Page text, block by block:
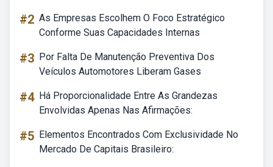
#2 As Empresas Escolhem O Foco Estratégico
Conforme Suas Capacidades Internas
#3 Por Falta De Manutenção Preventiva Dos
Veículos Automotores Liberam Gases
#4 Há Proporcionalidade Entre As Grandezas
Envolvidas Apenas Nas Afirmações:
#5 Elementos Encontrados Com Exclusividade No
Mercado De Capitais Brasileiro: